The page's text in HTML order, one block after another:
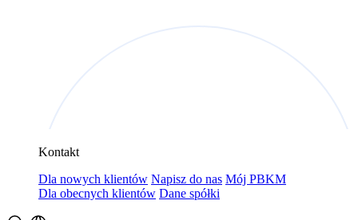
Kontakt
Dla nowych klientów Napisz do nas Mój PBKM
Dla obecnych klientów Dane spółki